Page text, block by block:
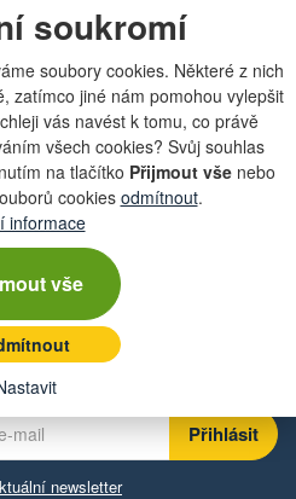
soukromí
soubory cookies. Některé z nich
zatímco jiné nám pomohou vylepšit
vás navést k tomu, co právě
všech cookies? Svůj souhlas
na tlačítko Přijmout vše nebo
cookies odmítnout.
informace
vše
4)
7)
čísla
nabídky přímo do své e-
schránky?
newsletter